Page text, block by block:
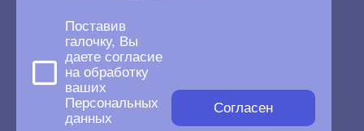
Поставив
галочку, Вы
даете согласие
на обработку
ваших
Персональных
данных
Согласен
2007-2026
oWeb Solutions.ru.
All right reserved.